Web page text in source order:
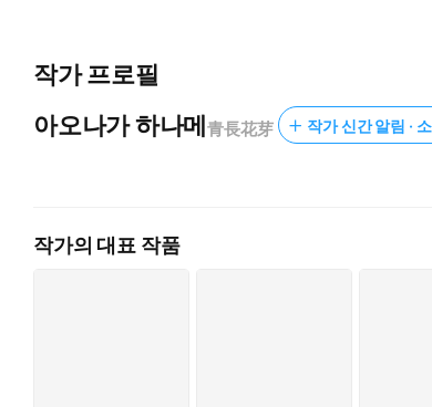
작가 프로필
아오나가 하나메青長花芽 작가 신간 알림 ·
작가의 대표 작품